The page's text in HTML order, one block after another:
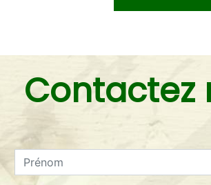
Contactez